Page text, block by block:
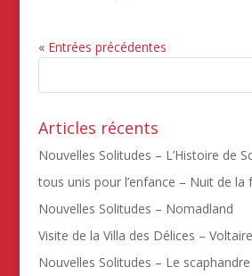
« Entrées précédentes
Articles récents
Nouvelles Solitudes – L’Histoire de
tous unis pour l’enfance – Nuit de la
Nouvelles Solitudes – Nomadland
Visite de la Villa des Délices – Voltaire
Nouvelles Solitudes – Le